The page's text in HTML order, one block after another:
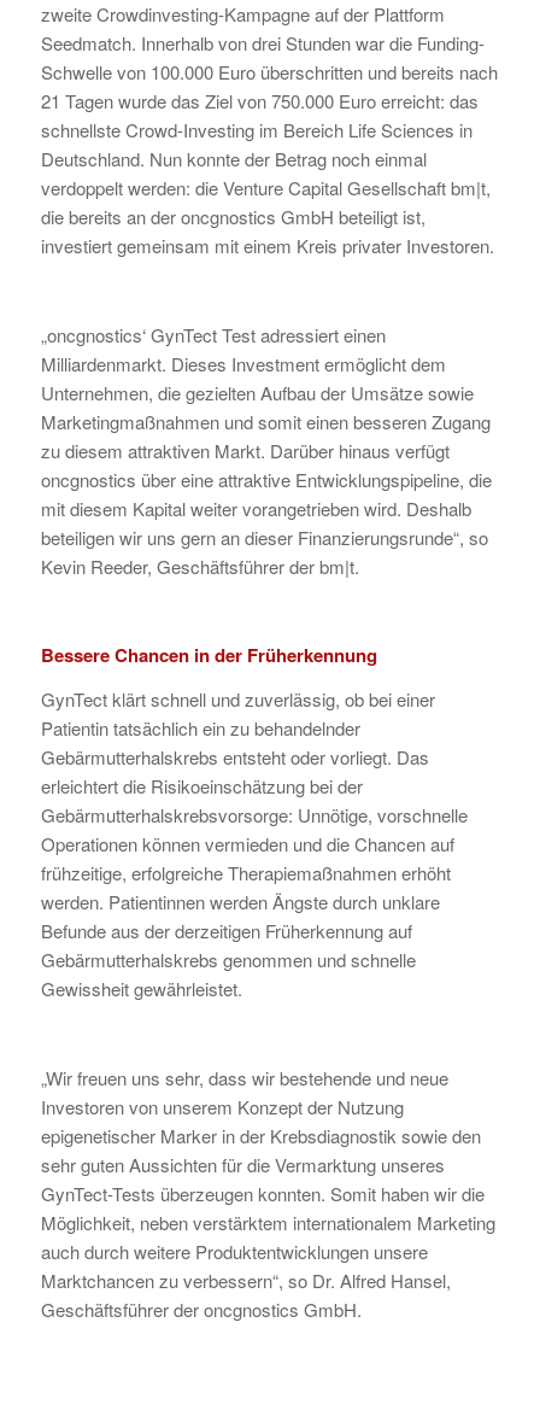
zweite Crowdinvesting-Kampagne auf der Plattform
Seedmatch. Innerhalb von drei Stunden war die Funding-
Schwelle von 100.000 Euro überschritten und bereits nach
21 Tagen wurde das Ziel von 750.000 Euro erreicht: das
schnellste Crowd-Investing im Bereich Life Sciences in
Deutschland. Nun konnte der Betrag noch einmal
verdoppelt werden: die Venture Capital Gesellschaft bm|t,
die bereits an der oncgnostics GmbH beteiligt ist,
investiert gemeinsam mit einem Kreis privater Investoren.
„oncgnostics‘ GynTect Test adressiert einen
Milliardenmarkt. Dieses Investment ermöglicht dem
Unternehmen, die gezielten Aufbau der Umsätze sowie
Marketingmaßnahmen und somit einen besseren Zugang
zu diesem attraktiven Markt. Darüber hinaus verfügt
oncgnostics über eine attraktive Entwicklungspipeline, die
mit diesem Kapital weiter vorangetrieben wird. Deshalb
beteiligen wir uns gern an dieser Finanzierungsrunde“, so
Kevin Reeder, Geschäftsführer der bm|t.
Bessere Chancen in der Früherkennung
GynTect klärt schnell und zuverlässig, ob bei einer
Patientin tatsächlich ein zu behandelnder
Gebärmutterhalskrebs entsteht oder vorliegt. Das
erleichtert die Risikoeinschätzung bei der
Gebärmutterhalskrebsvorsorge: Unnötige, vorschnelle
Operationen können vermieden und die Chancen auf
frühzeitige, erfolgreiche Therapiemaßnahmen erhöht
werden. Patientinnen werden Ängste durch unklare
Befunde aus der derzeitigen Früherkennung auf
Gebärmutterhalskrebs genommen und schnelle
Gewissheit gewährleistet.
„Wir freuen uns sehr, dass wir bestehende und neue
Investoren von unserem Konzept der Nutzung
epigenetischer Marker in der Krebsdiagnostik sowie den
sehr guten Aussichten für die Vermarktung unseres
GynTect-Tests überzeugen konnten. Somit haben wir die
Möglichkeit, neben verstärktem internationalem Marketing
auch durch weitere Produktentwicklungen unsere
Marktchancen zu verbessern“, so Dr. Alfred Hansel,
Geschäftsführer der oncgnostics GmbH.